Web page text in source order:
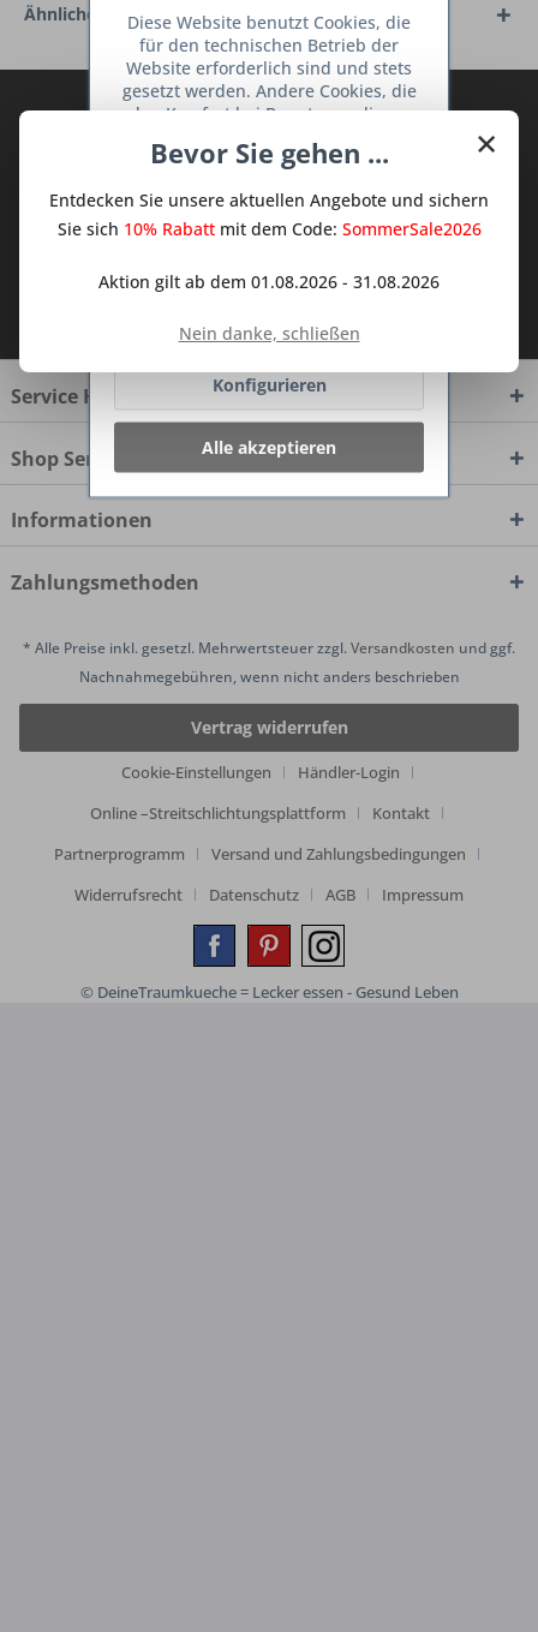
Ähnliche Artikel
Abonnieren Sie den kostenlosen Deine
Sie keine Neuigkeit oder Aktion mehr aus
dem Traum Küchen - Shop.
Ich habe dieDatenschutzbestimmungen
zur Kenntnis genommen.
Service Hotline
Shop Service
Informationen
Zahlungsmethoden
* Alle Preise inkl. gesetzl. Mehrwertsteuer zzgl.Versandkosten und ggf.
Nachnahmegebühren, wenn nicht anders beschrieben
Vertrag widerrufen
Cookie-Einstellungen
Händler-Login
Online –Streitschlichtungsplattform
Kontakt
Partnerprogramm
Versand und Zahlungsbedingungen
Widerrufsrecht
Datenschutz AGB Impressum
© DeineTraumkueche = Lecker essen - Gesund Leben
×
Bevor Sie gehen ...
Entdecken Sie unsere aktuellen Angebote und sichern
Sie sich 10% Rabattmit dem Code: SommerSale2026
Aktion gilt ab dem 01.08.2026 - 31.08.2026
Nein danke, schließen
Diese Website benutzt Cookies, die
für den technischen Betrieb der
Website erforderlich sind und stets
gesetzt werden. Andere Cookies, die
den Komfort bei Benutzung dieser
dienen oder die Interaktion mit
Netzwerken vereinfachen sollen,
werden nur mit Ihrer Zustimmung
Ablehnen
Konfigurieren
Alle akzeptieren